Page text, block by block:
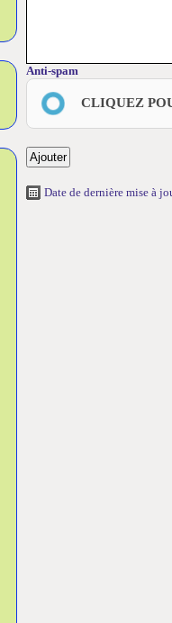
Anti-spam
CLIQUEZ
Date de dernière mise à